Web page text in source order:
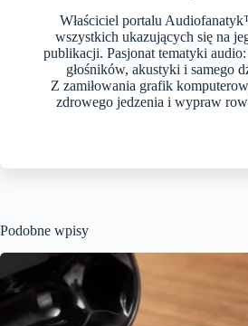
Właściciel portalu
wszystkich ukazujących się na
publikacji. Pasjonat tematyki audio:
głośników, akustyki i samego
Z zamiłowania grafik
zdrowego jedzenia i wypraw
Podobne wpisy